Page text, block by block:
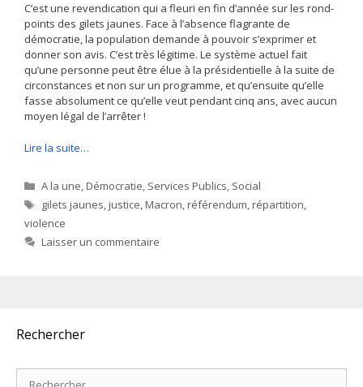
C’est une revendication qui a fleuri en fin d’année sur les rond-
points des gilets jaunes. Face à l’absence flagrante de
démocratie, la population demande à pouvoir s’exprimer et
donner son avis. C’est très légitime. Le système actuel fait
qu’une personne peut être élue à la présidentielle à la suite de
circonstances et non sur un programme, et qu’ensuite qu’elle
fasse absolument ce qu’elle veut pendant cinq ans, avec aucun
moyen légal de l’arrêter !
Lire la suite…
Catégories
A la une,Démocratie, Services Publics, Social
Étiquettes
gilets jaunes,justice,Macron,référendum,répartition,
violence
Laisser un commentaire
Rechercher